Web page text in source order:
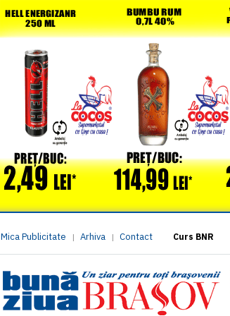
Mica Publicitate | Arhiva | Contact Curs BNR